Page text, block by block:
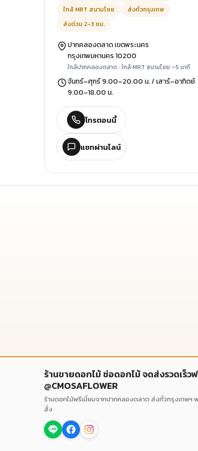
ใกล้ MRT สนามไชย
ส่งทั่วกรุงเทพ
ส่งด่วน 2-3 ชม.
ปากคลองตลาด เขตพระนคร
กรุงเทพมหานคร 10200
ใกล้ปากคลองตลาด · ใกล้ MRT สนามไชย ~5 นาที
จันทร์–ศุกร์ 9.00–20.00 น. / เสาร์–อาทิตย์
9.00–18.00 น.
โทรตอนนี้
แชทผ่านไลน์
ร้านขายดอกไม้ ช่อดอกไม้ จดส่งรวดเร็ว
@CMOSAFLOWER
ร้านดอกไม้พรีเมี่ยมจากปากคลองตลาด ส่งทั่วกรุงเทพฯ
สั่ง